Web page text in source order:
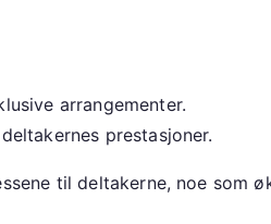
arrangementer.
prestasjoner.
til deltakerne, noe som